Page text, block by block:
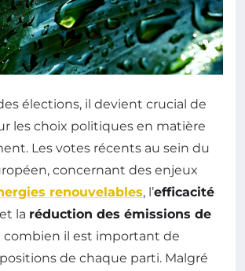
élections, il devient crucial de
les choix politiques en matière
Les votes récents au sein du
concernant des enjeux
renouvelables, l’efficacité
et la réduction des émissions de
combien il est important de
de chaque parti. Malgré